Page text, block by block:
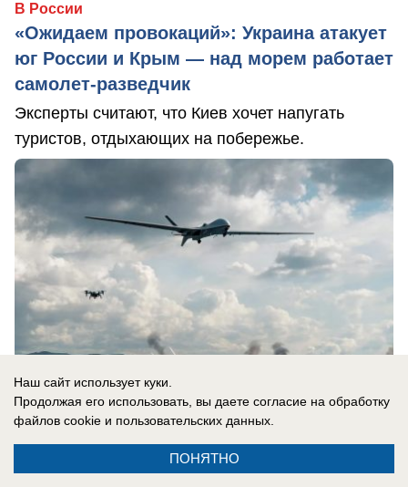
В России
«Ожидаем провокаций»: Украина атакует
юг России и Крым — над морем работает
самолет-разведчик
Эксперты считают, что Киев хочет напугать
туристов, отдыхающих на побережье.
Наш сайт использует куки.
Продолжая его использовать, вы даете согласие на обработку
файлов cookie и пользовательских данных.
ПОНЯТНО